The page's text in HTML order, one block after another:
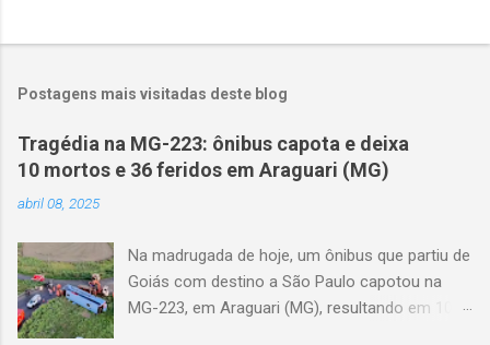
Postagens mais visitadas deste blog
Tragédia na MG-223: ônibus capota e deixa
10 mortos e 36 feridos em Araguari (MG)
abril 08, 2025
Na madrugada de hoje, um ônibus que partiu de
Goiás com destino a São Paulo capotou na
MG-223, em Araguari (MG), resultando em 10